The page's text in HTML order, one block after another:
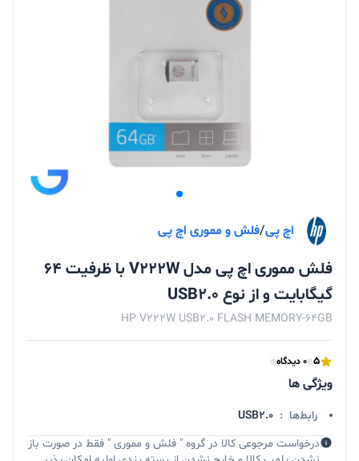
اچ پی/فلش و مموری اچ پی
فلش مموری اچ پی مدل V222W با ظرفیت 64
گیگابایت و از نوع USB2.0
HP V222W USB2.0 FLASH MEMORY-64GB
5 0 دیدگاه
ویژگی ها
رابط‌ها :
USB2.0
درخواست مرجوعی کالا در گروه " فلش و مموری " فقط در صورت باز